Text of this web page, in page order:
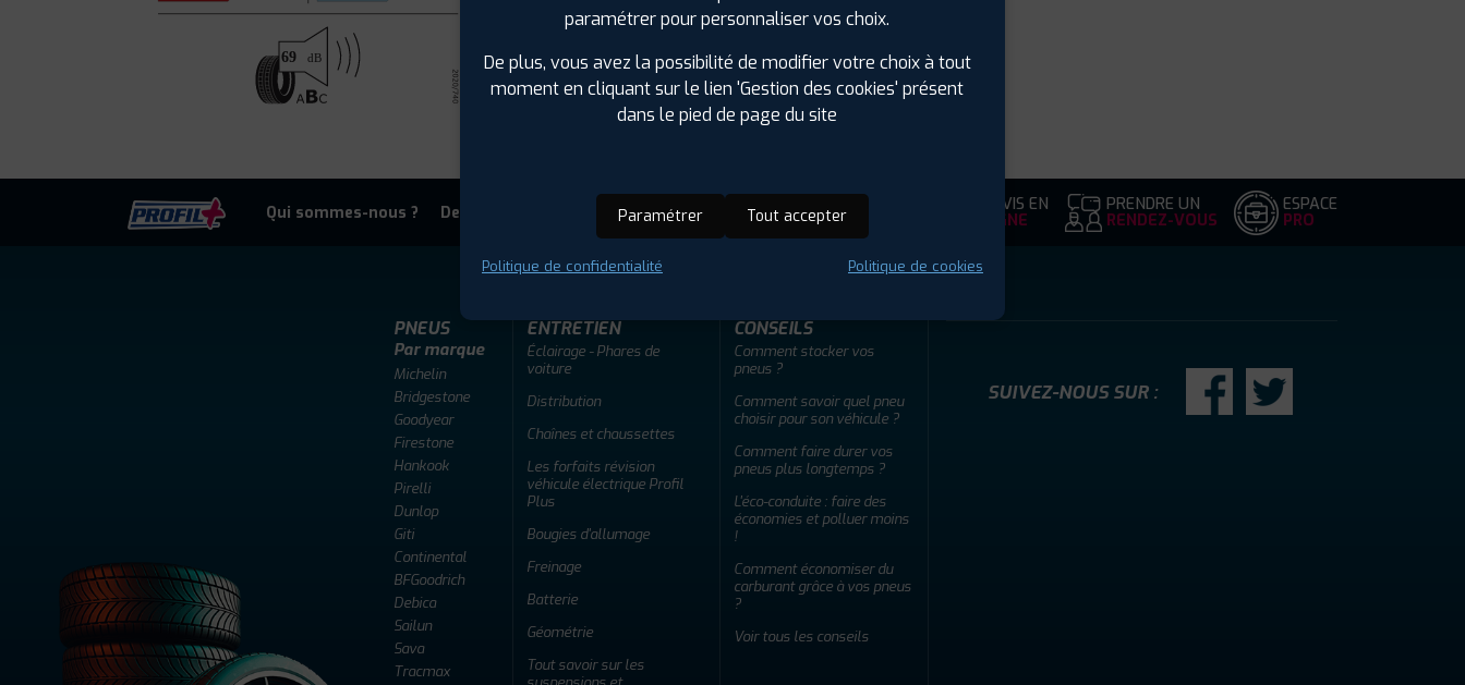
Qui sommes-nous ? Devenir adherent Offres d'emploi FAQ DEVIS EN
LIGNE
PRENDRE UN
RENDEZ-VOUS
ESPACE
PRO
PNEUS
Par marque
Michelin
Bridgestone
Goodyear
Firestone
Hankook
Pirelli
Dunlop
Giti
Continental
BFGoodrich
Debica
Sailun
Sava
Tracmax
ENTRETIEN
Éclairage - Phares de
voiture
Distribution
Chaînes et chaussettes
Les forfaits révision
véhicule électrique Profil
Plus
Bougies d'allumage
Freinage
Batterie
Géométrie
Tout savoir sur les
CONSEILS
Comment stocker vos
pneus ?
Comment savoir quel pneu
choisir pour son véhicule ?
Comment faire durer vos
pneus plus longtemps ?
L'éco-conduite : faire des
économies et polluer moins
!
Comment économiser du
carburant grâce à vos pneus
?
Voir tous les conseils
SUIVEZ-NOUS SUR :
paramétrer pour personnaliser vos choix.
De plus, vous avez la possibilité de modifier votre choix à tout
moment en cliquant sur le lien 'Gestion des cookies' présent
dans le pied de page du site
Paramétrer Tout accepter
Politique de confidentialité Politique de cookies